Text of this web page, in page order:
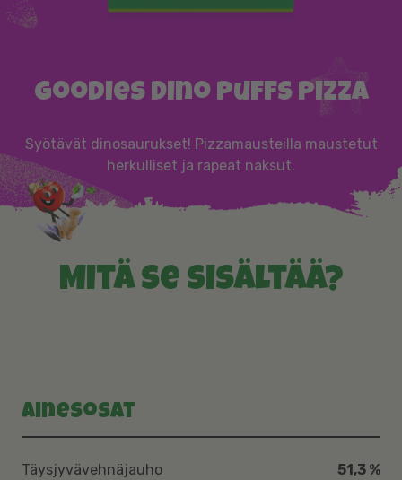
Goodies Dino Puffs Pizza
Syötävät dinosaurukset! Pizzamausteilla maustetut
herkulliset ja rapeat naksut.
Mitä se sisältää?
Ainesosat
Täysjyvävehnäjauho 51,3 %